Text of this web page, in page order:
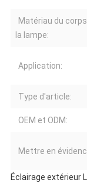
Matériau du
la lampe:
Application:
Type d'article:
OEM et ODM:
Mettre en
Éclairage extérieur